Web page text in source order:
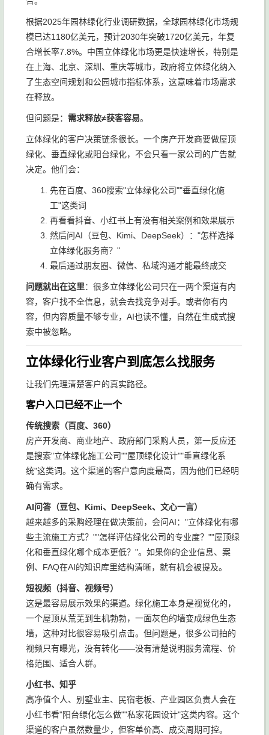
根据2025年园林绿化行业调研数据，全球园林绿化市场规
模已达1180亿美元，预计2030年突破1720亿美元，年复
合增长率7.8%。中国立体绿化市场更是快速增长，特别是
在上海、北京、深圳、重庆等城市，政府将立体绿化纳入
了生态空间规划和公园城市指标体系，这意味着市场需求
在释放。
但问题是： 需求释放≠获客容易。
立体绿化的客户决策链条很长。一个房产开发商要做屋顶
绿化、垂直绿化或阳台绿化，不会只看一家公司的广告就
决定。他们会：
先在百度、360搜索"立体绿化公司""垂直绿化施
工"这类词
再看看抖音、小红书上有没有相关案例和效果展示
然后问AI（豆包、Kimi、DeepSeek）："怎样选择
立体绿化服务商？"
最后通过朋友圈、微信、私域沟通才能最终成交
问题就出在这里：很多立体绿化公司只在一两个渠道有内
容，客户找不全信息，就会去找竞争对手。或者你有内
容，但内容质量不够专业，AI也读不懂，自然在生成式搜
索中被忽略。
立体绿化行业客户到底怎么找服务
让我们先理清楚客户的真实路径。
客户入口已经不止一个
传统搜索（百度、360）
房产开发商、商业地产、政府部门采购人员，第一反应还
是搜索"立体绿化施工公司""屋顶绿化设计""垂直绿化系
统"这类词。这个渠道的客户意向度最高，因为他们已经明
确有需求。
AI问答（豆包、Kimi、DeepSeek、文心一言）
越来越多的采购经理在做决策前，会问AI："立体绿化有哪
些主流施工方式？""怎样评估绿化公司的专业度？""屋顶绿
化和垂直绿化哪个成本更低？"。如果你的企业信息、案
例、FAQ在AI的知识库里结构清晰，就有机会被提及。
短视频（抖音、视频号）
这是最容易展示效果的渠道。绿化施工本身是视觉化的，
一个屋顶从荒芜到生机勃勃，一面灰色的墙变成绿色生态
墙，这种对比很容易吸引点击。但问题是，很多公司拍的
视频只有曝光，没有转化——没有清楚说明服务流程、价
格范围、适合人群。
小红书、知乎
高净值个人、别墅业主、民宿老板、产业园区负责人会在
小红书看"阳台绿化怎么做""私家花园设计"这类内容。这个
渠道的客户虽然数量少，但客单价高、成交周期可控。